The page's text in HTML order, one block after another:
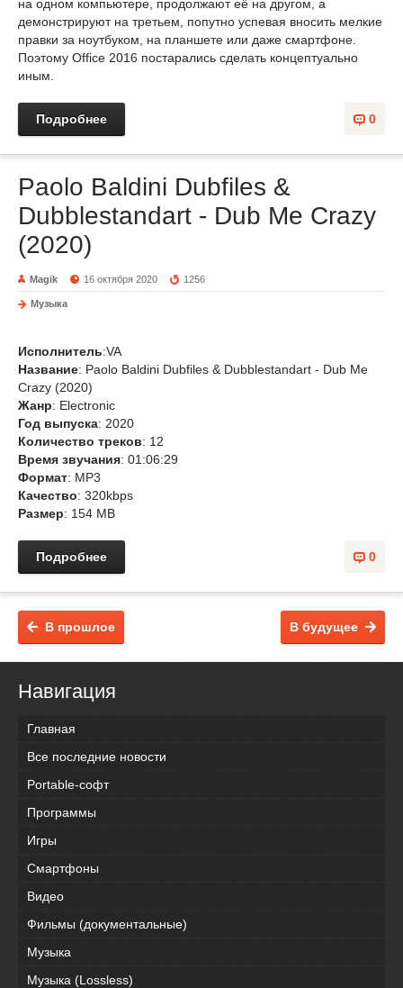
на одном компьютере, продолжают её на другом, а
демонстрируют на третьем, попутно успевая вносить мелкие
правки за ноутбуком, на планшете или даже смартфоне.
Поэтому Office 2016 постарались сделать концептуально
иным.
0
Подробнее
Paolo Baldini Dubfiles &
Dubblestandart - Dub Me Crazy
(2020)
Magik 16 октября 2020 1256
Музыка
Исполнитель:VA
Название: Paolo Baldini Dubfiles & Dubblestandart - Dub Me
Crazy (2020)
Жанр: Electronic
Год выпуска: 2020
Количество треков: 12
Время звучания: 01:06:29
Формат: MP3
Качество: 320kbps
Размер: 154 MB
0
Подробнее
В будущее
В прошлое
Навигация
Главная
Все последние новости
Portable-софт
Программы
Игры
Смартфоны
Видео
Фильмы (документальные)
Музыка
Музыка (Lossless)